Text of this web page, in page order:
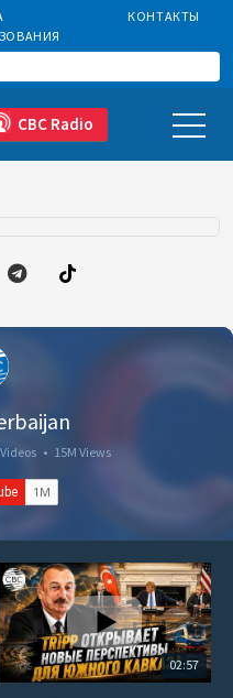
КОНТАКТЫ
CBC Radio
• 15M Views
02:57